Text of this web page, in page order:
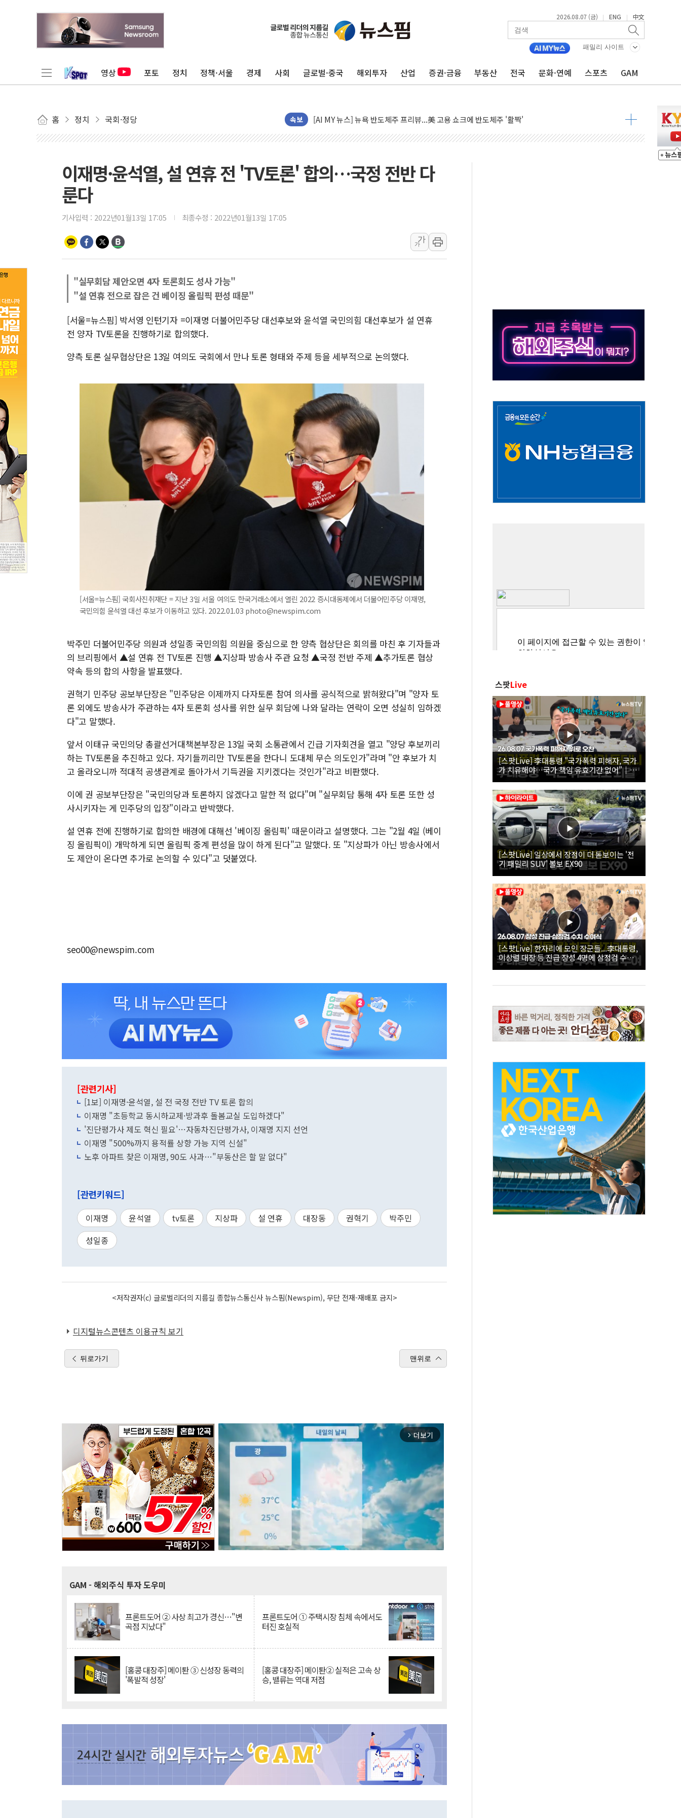
2026.08.07 (금) | ENG | 中文
패밀리 사이트
영상 포토 정치 정책·서울 경제 사회 글로벌·중국 해외투자 산업 증권·금융 부동산 전국 문화·연예 스포츠 GAM
홈 정치 국회·정당 속보
이란의 핵심 원유 수출항 '하르그섬', 최근 1주일 이상 '올스톱'… 美 해상봉쇄 영향
美 고용 쇼크에 엔화 장중 급등…시장은 "또 개입했나" 촉각
뉴욕증시 프리뷰, 美 고용 쇼크에 금리 인상 우려 후퇴…나스닥 선물 1%대 상승
[종합] 美 7월 고용 2만3000명 감소 '쇼크'…9월 금리 인상 기대 후퇴
뉴욕증시 개장 전 특징주...아틀라시안·클라우드플레어·태양광주↑ VS 트레이드데스크·웬디스↓
보훈부, 미 DPAA와 MOU… "6·25 미군 실종자 7359명 끝까지 찾겠다"
李 대통령, '6시간 마라톤 부동산 2차 회의' 주재… "전폭적 공급 확대·속도전 총력"
트럼프, 中 겨냥 폴리실리콘 관세 15% 부과…美 태양광주 급등
[인도증시] 중동 불안 속 유가 상승에 소폭 하락...금융주 낙폭 커
황희 '폐버스 청년주택' SNS 글 역풍에 "정부정책 아냐" 해명
폭염 누그러지고 가뭄 숙지나...경북동해안권 8~9일 최대 100mm 호우
사우디·튀르키예·파키스탄, '공동방위협정' 체결… 수니파 국가들의 새 안보 협력 구도
이재명·윤석열, 설 연휴 전 'TV토론' 합의…국정 전반 다
룬다
기사입력 : 2022년01월13일 17:05 최종수정 : 2022년01월13일 17:05
가
가
"실무회담 제안오면 4자 토론회도 성사 가능"
"설 연휴 전으로 잡은 건 베이징 올림픽 편성 때문"
[서울=뉴스핌] 박서영 인턴기자 =이재명 더불어민주당 대선후보와 윤석열 국민의힘 대선후보가 설 연휴
전 양자 TV토론을 진행하기로 합의했다.
양측 토론 실무협상단은 13일 여의도 국회에서 만나 토론 형태와 주제 등을 세부적으로 논의했다.
[서울=뉴스핌] 국회사진취재단 = 지난 3일 서울 여의도 한국거래소에서 열린 2022 증시대동제에서 더불어민주당 이재명,
국민의힘 윤석열 대선 후보가 이동하고 있다. 2022.01.03 photo@newspim.com
박주민 더불어민주당 의원과 성일종 국민의힘 의원을 중심으로 한 양측 협상단은 회의를 마친 후 기자들과
의 브리핑에서 ▲설 연휴 전 TV토론 진행 ▲지상파 방송사 주관 요청 ▲국정 전반 주제 ▲추가토론 협상
약속 등의 합의 사항을 발표했다.
권혁기 민주당 공보부단장은 "민주당은 이제까지 다자토론 참여 의사를 공식적으로 밝혀왔다"며 "양자 토
론 외에도 방송사가 주관하는 4자 토론회 성사를 위한 실무 회담에 나와 달라는 연락이 오면 성실히 임하겠
다"고 말했다.
앞서 이태규 국민의당 총괄선거대책본부장은 13일 국회 소통관에서 긴급 기자회견을 열고 "양당 후보끼리
하는 TV토론을 추진하고 있다. 자기들끼리만 TV토론을 한다니 도대체 무슨 의도인가"라며 "안 후보가 치
고 올라오니까 적대적 공생관계로 돌아가서 기득권을 지키겠다는 것인가"라고 비판했다.
이에 권 공보부단장은 "국민의당과 토론하지 않겠다고 말한 적 없다"며 "실무회담 통해 4자 토론 또한 성
사시키자는 게 민주당의 입장"이라고 반박했다.
설 연휴 전에 진행하기로 합의한 배경에 대해선 '베이징 올림픽' 때문이라고 설명했다. 그는 "2월 4일 (베이
징 올림픽이) 개막하게 되면 올림픽 중계 편성을 많이 하게 된다"고 말했다. 또 "지상파가 아닌 방송사에서
도 제안이 온다면 추가로 논의할 수 있다"고 덧붙였다.
seo00@newspim.com
[관련기사]
[1보] 이재명·윤석열, 설 전 국정 전반 TV 토론 합의
이재명 "초등학교 동시하교제·방과후 돌봄교실 도입하겠다"
'진단평가사 제도 혁신 필요'…자동차진단평가사, 이재명 지지 선언
이재명 "500%까지 용적률 상향 가능 지역 신설"
노후 아파트 찾은 이재명, 90도 사과…"부동산은 할 말 없다"
[관련키워드]
이재명 윤석열 tv토론 지상파 설 연휴 대장동 권혁기
박주민
성일종
<저작권자(c) 글로벌리더의 지름길 종합뉴스통신사 뉴스핌(Newspim), 무단 전재-재배포 금지>
디지털뉴스콘텐츠 이용규칙 보기
뒤로가기 맨위로
arrow_forward_ios 더보기
GAM - 해외주식 투자 도우미
프론트도어 ② 사상 최고가 경신…"변
곡점 지났다"
프론트도어 ① 주택시장 침체 속에서도
터진 호실적
[홍콩 대장주] 메이퇀 ③ 신성장 동력의
'폭발적 성장'
[홍콩 대장주] 메이퇀② 실적은 고속 상
승, 밸류는 역대 저점
스팟Live
[스팟Live] 李대통령 "국가폭력 피해자, 국가
가 치유해야…국가 책임 유효기간 없어"｜
26.08.07 국가폭력 피해자 위로 오찬
[스팟Live] 일상에서 장점이 더 돋보이는 '전
기 패밀리 SUV' 볼보 EX90
[스팟Live] 한자리에 모인 장군들...李대통령,
이상렬 대장 등 진급 장성 4명에 삼정검 수치
직접 수여｜26.08.07 장성 진급·삼정검 수치